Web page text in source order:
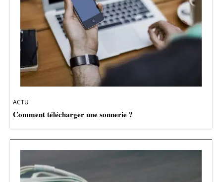
ACTU
Comment télécharger une sonnerie ?